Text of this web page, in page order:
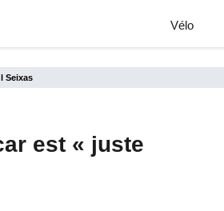
Vélo
Seixas
est « juste